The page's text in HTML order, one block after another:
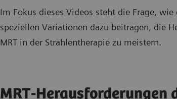
Im Fokus dieses Videos steht die Frage, wie
speziellen Variationen dazu beitragen, die
MRT in der Strahlentherapie zu meistern.
MRT-Herausforderungen